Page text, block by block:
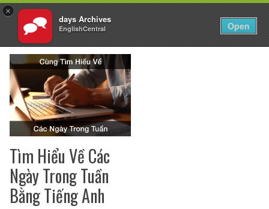
×
days Archives
EnglishCentral Open
Đăng nhập VI
Chuyển
đến
nội
dung
Tìm Hiểu Về Các
Ngày Trong Tuần
Bằng Tiếng Anh